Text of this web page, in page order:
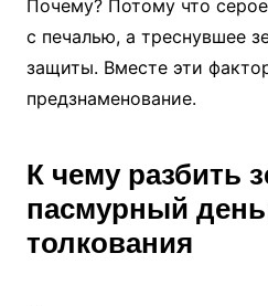
Почему? Потому что
с печалью, а треснувшее
защиты. Вместе эти
предзнаменование.
К чему разбить
пасмурный
толкования